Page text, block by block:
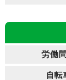
労働
自転